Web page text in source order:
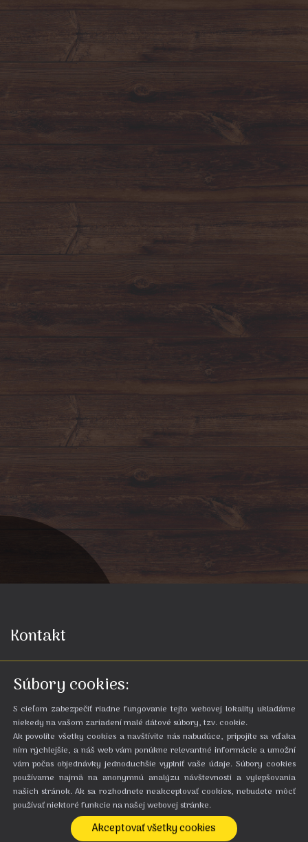
Kontakt
Zruby Bystrá***
Bystrá 99
Slovenská republika
Rezervácie
Pracovné dni od 8:00 do 22:00 h
+421 910 922 218
Soboty a nedele prijímame rezervácie iba
prostredníctvom e-mailu.
Súbory cookies:
S cieľom zabezpečiť riadne fungovanie tejto webovej lokality ukladáme
niekedy na vašom zariadení malé dátové súbory, tzv. cookie.
Ak povolíte všetky cookies a navštívite nás nabudúce, pripojíte sa vďaka
ním rýchlejšie, a náš web vám ponúkne relevantné informácie a umožní
vám počas objednávky jednoduchšie vyplniť vaše údaje. Súbory cookies
používame najmä na anonymnú analýzu návštevnosti a vylepšovania
našich stránok. Ak sa rozhodnete neakceptovať cookies, nebudete môcť
používať niektoré funkcie na našej webovej stránke.
Akceptovať všetky cookies